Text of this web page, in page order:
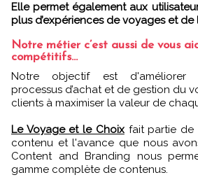
Elle permet également aux
plus d’expériences de voyages et de
Notre métier c’est aussi de vous
compétitifs...
Notre objectif est d'améliorer continuellement le
processus d’achat et de gestion du
clients à maximiser la valeur de
Le Voyage et le Choixfait partie de
contenu et l'avance que nous
Content and Branding nous
gamme complète de contenus.